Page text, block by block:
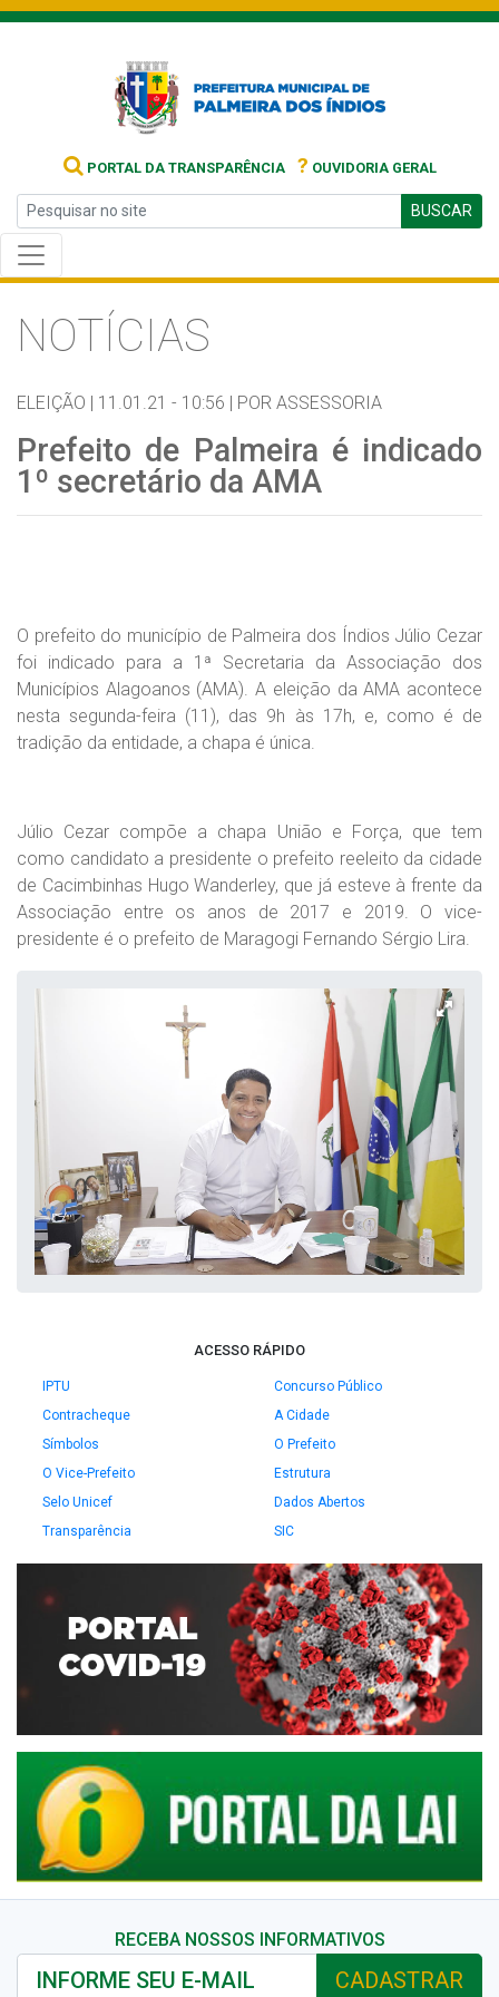
PORTAL DA TRANSPARÊNCIA ? OUVIDORIA GERAL
BUSCAR
NOTÍCIAS
ELEIÇÃO | 11.01.21 - 10:56 | POR ASSESSORIA
Prefeito de Palmeira é indicado
1º secretário da AMA
O prefeito do município de Palmeira dos Índios Júlio Cezar
foi indicado para a 1ª Secretaria da Associação dos
Municípios Alagoanos (AMA). A eleição da AMA acontece
nesta segunda-feira (11), das 9h às 17h, e, como é de
tradição da entidade, a chapa é única.
Júlio Cezar compõe a chapa União e Força, que tem
como candidato a presidente o prefeito reeleito da cidade
de Cacimbinhas Hugo Wanderley, que já esteve à frente da
Associação entre os anos de 2017 e 2019. O vice-
presidente é o prefeito de Maragogi Fernando Sérgio Lira.
ACESSO RÁPIDO
IPTU
Concurso Público
Contracheque
A Cidade
Símbolos
O Prefeito
O Vice-Prefeito
Estrutura
Selo Unicef
Dados Abertos
Transparência
SIC
RECEBA NOSSOS INFORMATIVOS
CADASTRAR